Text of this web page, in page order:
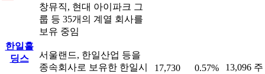
창뮤직, 현대 아이파크 그
룹 등 35개의 계열 회사를
보유 중임
한일홀
딩스
서울랜드, 한일산업 등을
종속회사로 보유한 한일시
17,730 0.57% 13,096 주